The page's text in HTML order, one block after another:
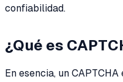
confiabilidad.
¿Qué es
En esencia, un